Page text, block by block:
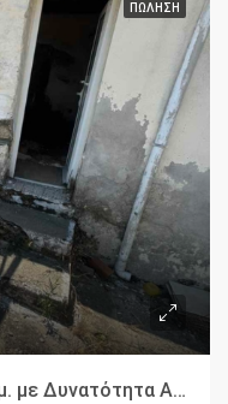
ΠΏΛΗΣΗ
Επενδυτικό Οικόπεδο 250 τ.μ. με Δυνατότητα Ανέγερσης έως 200 τ.μ.